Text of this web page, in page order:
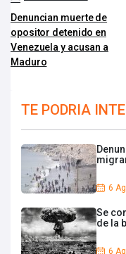
Denuncian muerte de
opositor detenido en
Venezuela y acusan a
Maduro
TE PODRIA
6
Se
de la
6